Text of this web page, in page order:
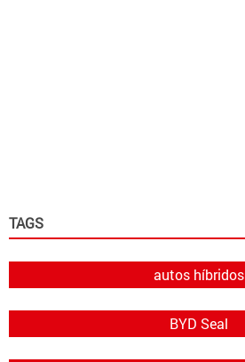
TAGS
autos híbridos
BYD Seal